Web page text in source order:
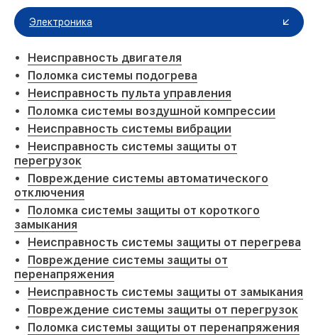
Электроника
Неисправность двигателя
Поломка системы подогрева
Неисправность пульта управления
Поломка системы воздушной компрессии
Неисправность системы вибрации
Неисправность системы защиты от
перегрузок
Повреждение системы автоматического
отключения
Поломка системы защиты от короткого
замыкания
Неисправность системы защиты от перегрева
Повреждение системы защиты от
перенапряжения
Неисправность системы защиты от замыкания
Повреждение системы защиты от перегрузок
Поломка системы защиты от перенапряжения